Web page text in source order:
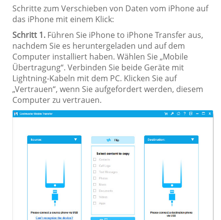
Schritte zum Verschieben von Daten vom iPhone auf
das iPhone mit einem Klick:
Schritt 1. Führen Sie iPhone to iPhone Transfer aus,
nachdem Sie es heruntergeladen und auf dem
Computer installiert haben. Wählen Sie „Mobile
Übertragung“. Verbinden Sie beide Geräte mit
Lightning-Kabeln mit dem PC. Klicken Sie auf
„Vertrauen“, wenn Sie aufgefordert werden, diesem
Computer zu vertrauen.